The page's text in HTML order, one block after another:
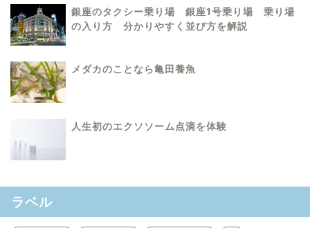
銀座のタクシー乗り場 銀座1号乗り場 乗り場
の入り方 分かりやすく並び方を解説
メダカのことなら亀田養魚
人生初のエクソソーム点滴を体験
ラベル